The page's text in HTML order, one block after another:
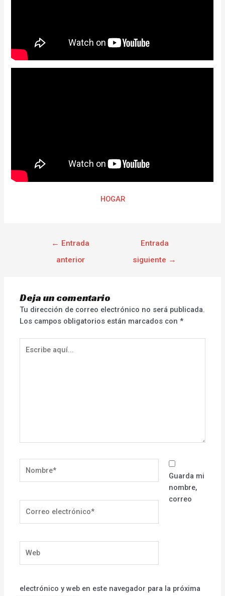
HOGAR
← Entrada
anterior
Entrada
siguiente →
Deja un comentario
Tu dirección de correo electrónico no será publicada.
Los campos obligatorios están marcados con*
aquí...
electrónico*
Guarda mi
nombre,
correo
electrónico y web en este navegador para la próxima